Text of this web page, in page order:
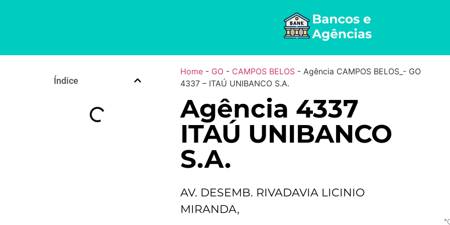
Índice
Home- GO- CAMPOS BELOS- Agência CAMPOS BELOS_- GO
4337 – ITAÚ UNIBANCO S.A.
Agência 4337
ITAÚ UNIBANCO
S.A.
AV. DESEMB. RIVADAVIA LICINIO
MIRANDA,